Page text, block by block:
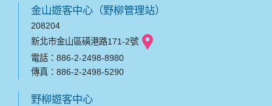
金山遊客中心（野柳管理站）
208204
新北市金山區磺港路171-2號
電話：886-2-2498-8980
傳真：886-2-2498-5290
野柳遊客中心